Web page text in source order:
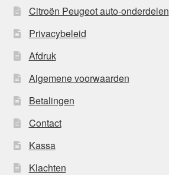
Citroën Peugeot auto-onderdelen
Privacybeleid
Afdruk
Algemene voorwaarden
Betalingen
Contact
Kassa
Klachten